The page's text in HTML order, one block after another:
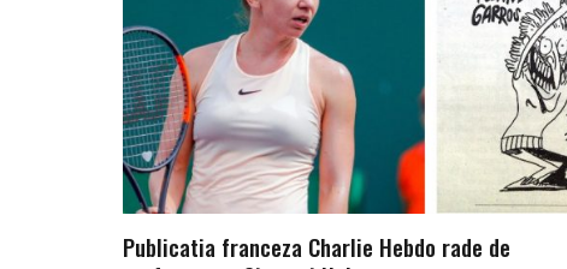
Publicatia franceza Charlie Hebdo rade de